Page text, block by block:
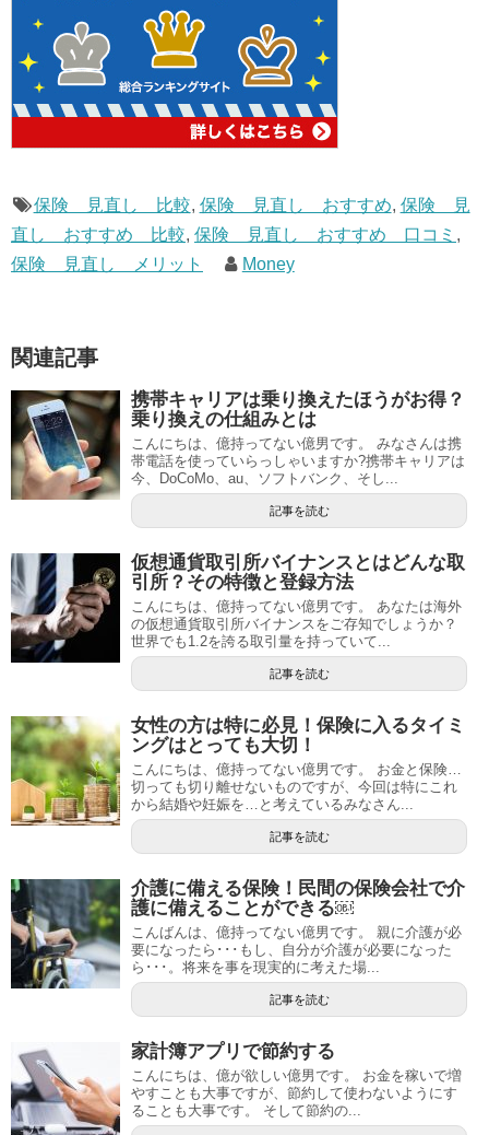
保険 見直し 比較, 保険 見直し おすすめ, 保険 見
直し おすすめ 比較, 保険 見直し おすすめ 口コミ ,
保険 見直し メリット
Money
関連記事
携帯キャリアは乗り換えたほうがお得？
乗り換えの仕組みとは
こんにちは、億持ってない億男です。 みなさんは携
帯電話を使っていらっしゃいますか?携帯キャリアは
今、DoCoMo、au、ソフトバンク、そし...
記事を読む
仮想通貨取引所バイナンスとはどんな取
引所？その特徴と登録方法
こんにちは、億持ってない億男です。 あなたは海外
の仮想通貨取引所バイナンスをご存知でしょうか？
世界でも1.2を誇る取引量を持っていて...
記事を読む
女性の方は特に必見！保険に入るタイミ
ングはとっても大切！
こんにちは、億持ってない億男です。 お金と保険…
切っても切り離せないものですが、今回は特にこれ
から結婚や妊娠を…と考えているみなさん...
記事を読む
介護に備える保険！民間の保険会社で介
護に備えることができる￼
こんばんは、億持ってない億男です。 親に介護が必
要になったら･･･もし、自分が介護が必要になった
ら･･･。将来を事を現実的に考えた場...
記事を読む
家計簿アプリで節約する
こんにちは、億が欲しい億男です。 お金を稼いで増
やすことも大事ですが、節約して使わないようにす
ることも大事です。 そして節約の...